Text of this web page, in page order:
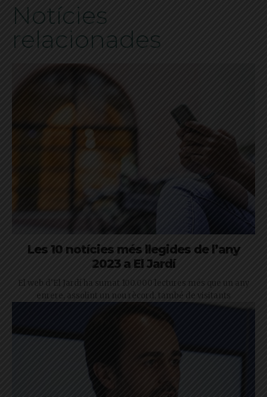
Notícies
relacionades
Les 10 notícies més llegides de l’any
2023 a El Jardí
El web d'El Jardí ha sumat 100.000 lectures més que un any
enrere, assolint un nou rècord, també de visitants